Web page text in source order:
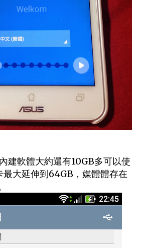
建軟體大約還有10GB多可以使
最大延伸到64GB，媒體體存在